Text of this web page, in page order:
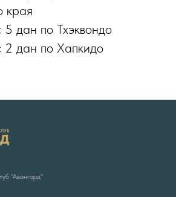
края
дан по Тхэквондо
2 дан по Хапкидо
"Авангард"